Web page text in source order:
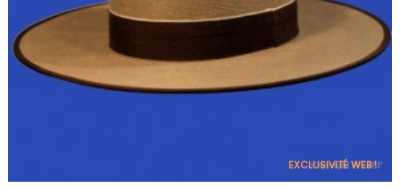
EXCLUSIVITÉ WEB !